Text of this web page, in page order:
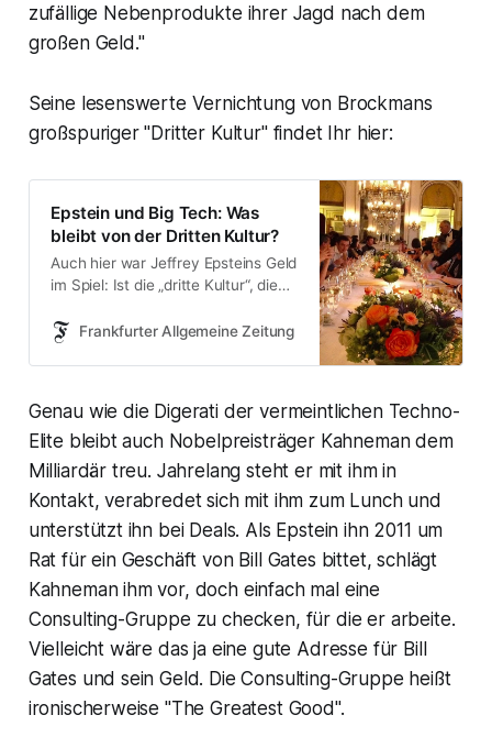
zufällige Nebenprodukte ihrer Jagd nach dem
großen Geld."
Seine lesenswerte Vernichtung von Brockmans
großspuriger "Dritter Kultur" findet Ihr hier:
Epstein und Big Tech: Was
bleibt von der Dritten Kultur?
Auch hier war Jeffrey Epsteins Geld
im Spiel: Ist die „dritte Kultur“, die
Verschmelzung von Geistes- und
Frankfurter Allgemeine Zeitung
Genau wie die Digerati der vermeintlichen Techno-
Elite bleibt auch Nobelpreisträger Kahneman dem
Milliardär treu. Jahrelang steht er mit ihm in
Kontakt, verabredet sich mit ihm zum Lunch und
unterstützt ihn bei Deals. Als Epstein ihn 2011 um
Rat für ein Geschäft von Bill Gates bittet, schlägt
Kahneman ihm vor, doch einfach mal eine
Consulting-Gruppe zu checken, für die er arbeite.
Vielleicht wäre das ja eine gute Adresse für Bill
Gates und sein Geld. Die Consulting-Gruppe heißt
ironischerweise "The Greatest Good".